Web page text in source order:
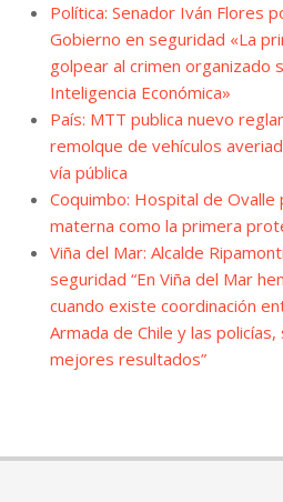
Política: Senador Iván Flores
Gobierno en seguridad «La
golpear al crimen organizado
Inteligencia Económica»
País: MTT publica nuevo
remolque de vehículos
vía pública
Coquimbo: Hospital de Ovalle
materna como la primera
Viña del Mar: Alcalde
seguridad “En Viña del Mar
cuando existe coordinación
Armada de Chile y las
mejores resultados”